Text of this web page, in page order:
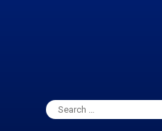
Search
for: